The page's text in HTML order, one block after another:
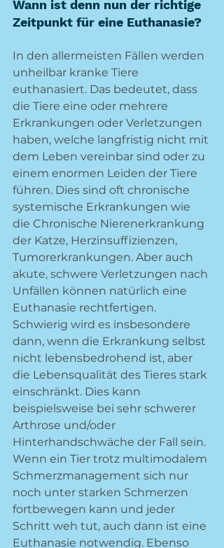
Wann ist denn nun der richtige
Zeitpunkt für eine Euthanasie?
In den allermeisten Fällen werden
unheilbar kranke Tiere
euthanasiert. Das bedeutet, dass
die Tiere eine oder mehrere
Erkrankungen oder Verletzungen
haben, welche langfristig nicht mit
dem Leben vereinbar sind oder zu
einem enormen Leiden der Tiere
führen. Dies sind oft chronische
systemische Erkrankungen wie
die Chronische Nierenerkrankung
der Katze, Herzinsuffizienzen,
Tumorerkrankungen. Aber auch
akute, schwere Verletzungen nach
Unfällen können natürlich eine
Euthanasie rechtfertigen.
Schwierig wird es insbesondere
dann, wenn die Erkrankung selbst
nicht lebensbedrohend ist, aber
die Lebensqualität des Tieres stark
einschränkt. Dies kann
beispielsweise bei sehr schwerer
Arthrose und/oder
Hinterhandschwäche der Fall sein.
Wenn ein Tier trotz multimodalem
Schmerzmanagement sich nur
noch unter starken Schmerzen
fortbewegen kann und jeder
Schritt weh tut, auch dann ist eine
Euthanasie notwendig. Ebenso